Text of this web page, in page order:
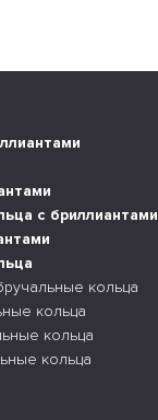
с бриллиантами
кольца
кольца
кольца
кольца